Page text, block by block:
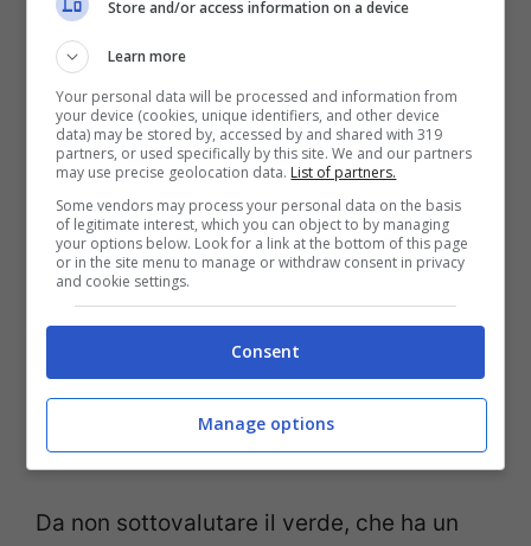
figura.
Il bordeaux è un altro colore che stupisce.
Una tonalità raffinata ma anche sensuale
che smagrisce.
Il grigio è un colore spesso trascurato,
si abbina facilmente agli altri colori e,
proprio come i suoi colleghi, ha un effetto
snellente.
Da non sottovalutare il verde, che ha un
Store and/or access information on a device
Learn more
Your personal data will be processed and information from
your device (cookies, unique identifiers, and other device
data) may be stored by, accessed by and shared with 319
partners, or used specifically by this site. We and our partners
may use precise geolocation data. List of partners.
Some vendors may process your personal data on the basis
of legitimate interest, which you can object to by managing
your options below. Look for a link at the bottom of this page
or in the site menu to manage or withdraw consent in privacy
and cookie settings.
Consent
Manage options